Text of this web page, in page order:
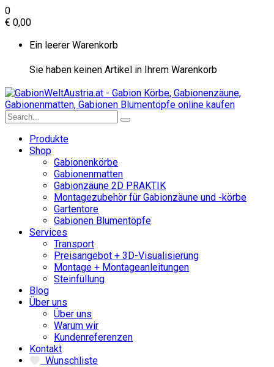
0
€ 0,00
Ein leerer Warenkorb
Sie haben keinen Artikel in Ihrem Warenkorb
Produkte
Shop
Gabionenkörbe
Gabionenmatten
Gabionzäune 2D PRAKTIK
Montagezubehör für Gabionzäune und -körbe
Gartentore
Gabionen Blumentöpfe
Services
Transport
Preisangebot + 3D-Visualisierung
Montage + Montageanleitungen
Steinfüllung
Blog
Über uns
Über uns
Warum wir
Kundenreferenzen
Kontakt
Wunschliste